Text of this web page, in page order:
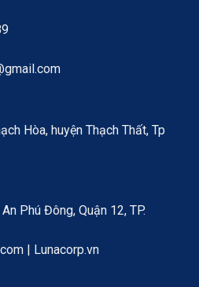
Hòa, huyện Thạch Thất, Tp
Phú Đông, Quận 12, TP.
| Lunacorp.vn